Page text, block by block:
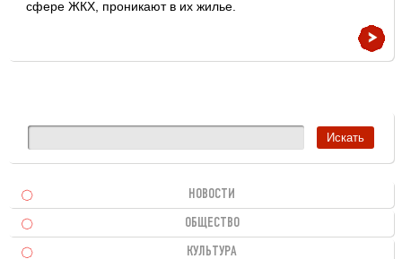
сфере ЖКХ, проникают в их жилье.
НОВОСТИ
ОБЩЕСТВО
КУЛЬТУРА